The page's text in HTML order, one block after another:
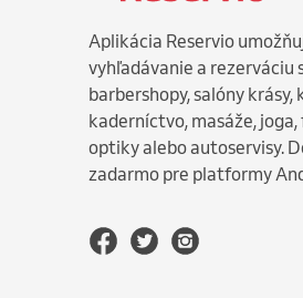
Aplikácia Reservio
vyhľadávanie a rezerváciu
barbershopy, salóny
kaderníctvo, masáže, joga,
optiky alebo autoservisy.
zadarmo pre platformy